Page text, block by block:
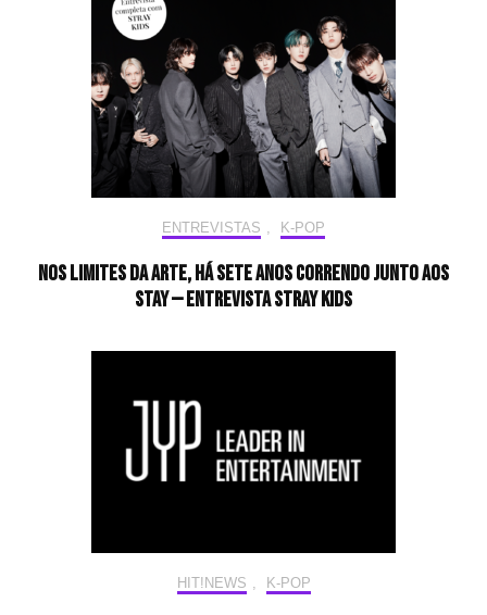
ENTREVISTAS K-POP
Nos limites da arte, há sete anos correndo junto aos
STAY — Entrevista Stray Kids
HIT!NEWS , K-POP